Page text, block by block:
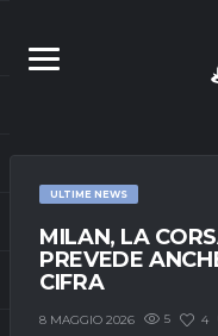
ULTIME NEWS
MILAN, LA
PREVEDE
CIFRA
8 MAGGIO 2026 5 4